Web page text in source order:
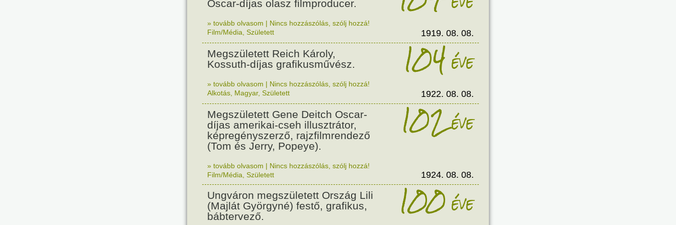
Oscar-díjas olasz filmproducer.
» tovább olvasom | Nincs hozzászólás, szólj hozzá!
Film/Média Született 1919. 08. 08.
Megszületett Reich Károly,
Kossuth-díjas grafikusművész.
104éve
» tovább olvasom | Nincs hozzászólás, szólj hozzá!
Alkotás Magyar, Született 1922. 08. 08.
Megszületett Gene Deitch Oscar-
díjas amerikai-cseh illusztrátor,
képregényszerző, rajzfilmrendező
(Tom és Jerry, Popeye).
102éve
» tovább olvasom | Nincs hozzászólás, szólj hozzá!
Film/Média Született 1924. 08. 08.
Ungváron megszületett Ország Lili
(Majlát Györgyné) festő, grafikus,
bábtervező.
100éve